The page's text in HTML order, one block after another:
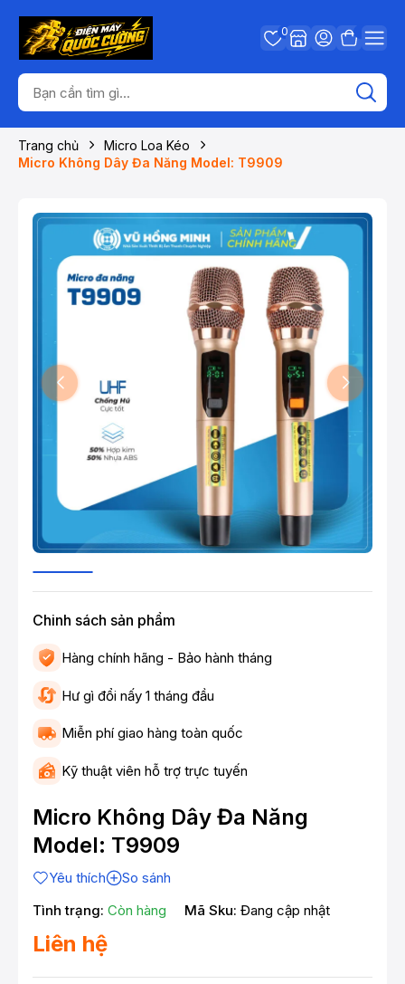
0
Trang chủ
Micro Loa Kéo
Micro Không Dây Đa Năng Model: T9909
Chinh sách sản phẩm
Hàng chính hãng - Bảo hành tháng
Hư gì đổi nấy 1 tháng đầu
Miễn phí giao hàng toàn quốc
Kỹ thuật viên hỗ trợ trực tuyến
Micro Không Dây Đa Năng
Model: T9909
Yêu thích
So sánh
Tình trạng: Còn hàng Mã Sku: Đang cập nhật
Liên hệ